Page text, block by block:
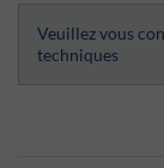
Veuillez vous
techniques